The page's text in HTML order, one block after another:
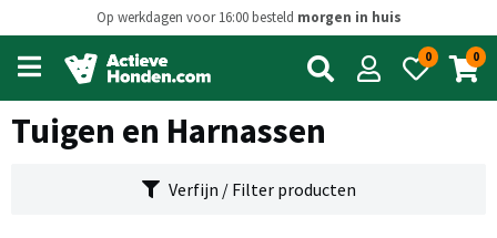
Op werkdagen voor 16:00 besteld morgen in huis
Open
main
menu
0 0
Tuigen en Harnassen
Verfijn / Filter producten